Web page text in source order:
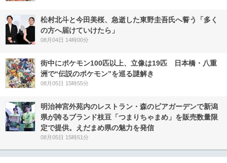
松村北斗と今田美桜、急逝した東野圭吾氏へ誓う「多く
の方へ届けていけたら」
08月04日 14時00分
街中にポケモン100匹以上、立像は19匹 日本橋・八重
洲で“伝説のポケモン”を巡る謎解き
08月05日 15時55分
明治神宮外苑内のレストラン・森のビアガーデンで新潟
県が誇るブランド枝豆「つまりちゃまめ」を販売数量限
定で提供。えだまめ県の魅力を発信
08月05日 15時51分